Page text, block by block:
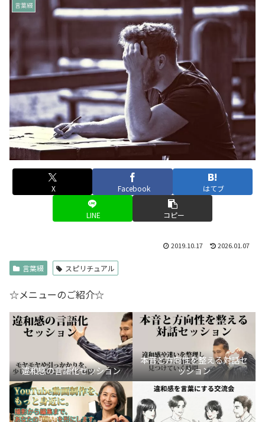
言葉綴
X Facebook はてブ
LINE コピー
2019.10.17 2026.01.07
言葉綴 スピリチュアル
☆メニューのご紹介☆
違和感の言語化セッション
本音と方向性を整える対話セ
ッション